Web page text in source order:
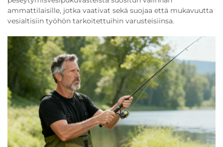
ammattilaisille, jotka vaativat sekä suojaa että mukavuutta
vesialtisiin työhön tarkoitettuihin varusteisiinsa.